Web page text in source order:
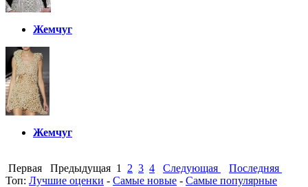
Жемчуг
Жемчуг
Первая Предыдущая 1 2 3 4 Следующая
Последняя
Топ: Лучшие оценки - Самые новые - Самые популярные